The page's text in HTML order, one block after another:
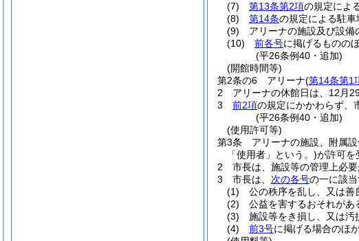
(7)
第13条第2項の規定によ
(8)
第14条の規定による駐
(9)
アリーナの施設及び設
(10)
前各号に掲げるものの
(平26条例40・追加)
(開館時間等)
第2条の6
アリーナ(第14条第1
2
アリーナの休館日は、12月
3
前2項の規定にかかわらず、
(平26条例40・追加)
(使用許可等)
第3条
アリーナの施設、附属
「使用者」という。)が許可を
2
市長は、施設等の管理上必要
3
市長は、 次の各号の一に該当
(1)
公の秩序を乱し、又は善
(2)
公益を害するおそれがあ
(3)
施設等をき損し、又は汚
(4)
前3号に掲げる場合のほ